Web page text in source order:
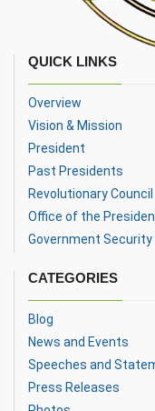
aliyefika Ikulu Za
Tanzania, Mhe.
QUICK LINKS
Overview
Vision & Mission
President
Past Presidents
Revolutionary Council
Office of the
Government Security
CATEGORIES
Blog
News and Events
Speeches and
Press Releases